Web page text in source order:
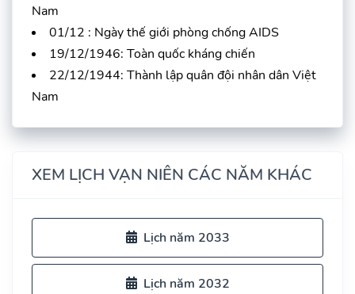
Nam
01/12 : Ngày thế giới phòng chống AIDS
19/12/1946: Toàn quốc kháng chiến
22/12/1944: Thành lập quân đội nhân dân Việt
Nam
XEM LỊCH VẠN NIÊN CÁC NĂM KHÁC
Lịch năm 2033
Lịch năm 2032